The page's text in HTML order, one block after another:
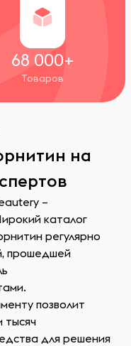
68 000+
Товаров
на
–
каталог
регулярно
прошедшей
позволит
тысяч
для решения